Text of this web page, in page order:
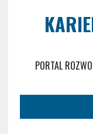
PORTAL